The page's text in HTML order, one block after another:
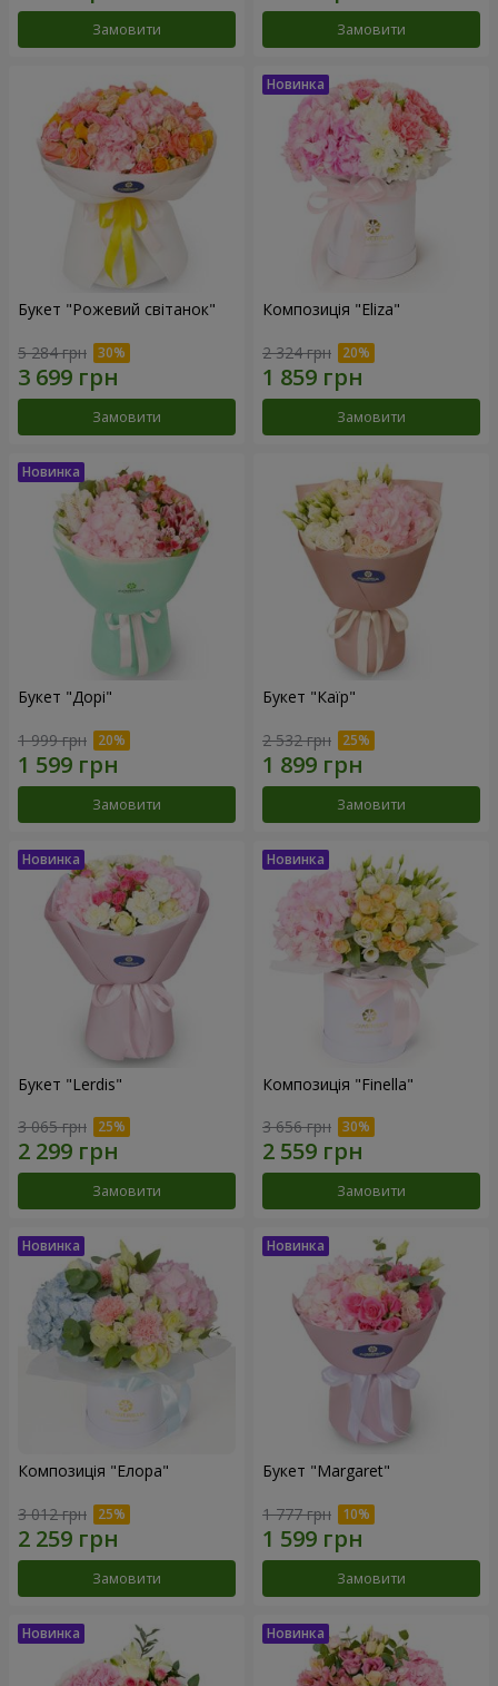
Замовити Замовити
Букет "Рожевий світанок"
5 284 грн
Замовити
Композиція "Eliza"
2 324 грн
Замовити
Букет "Дорі"
1 999 грн
Замовити
Букет "Каїр"
2 532 грн
Замовити
Букет "Lerdis"
3 065 грн
Замовити
Композиція "Finella"
3 656 грн
Замовити
Композиція "Елора"
3 012 грн
Замовити
Букет "Margaret"
1 777 грн
Замовити